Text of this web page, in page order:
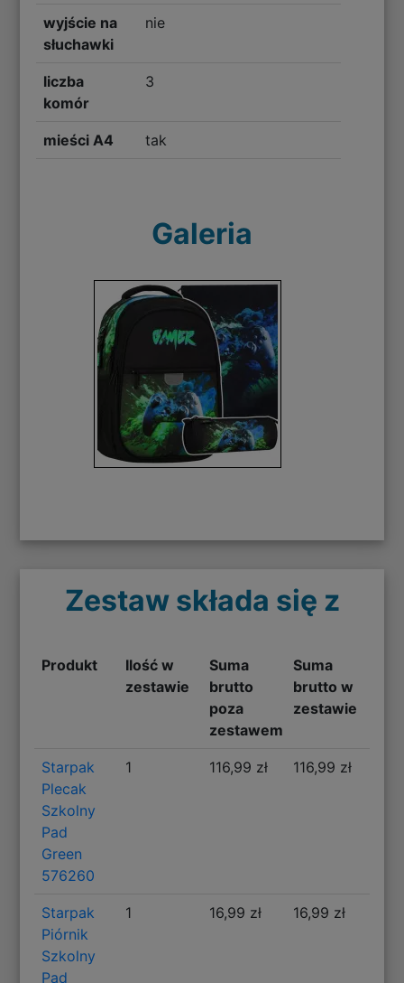
wyjście na
słuchawki
nie
liczba
komór
3
mieści A4 tak
Galeria
Zestaw składa się z
Produkt
Ilość w
zestawie
Suma
brutto
poza
zestawem
Suma
brutto w
zestawie
Starpak
Plecak
Szkolny
Pad
Green
576260
1 116,99 zł 116,99 zł
Starpak
Piórnik
Szkolny
Pad
1 16,99 zł 16,99 zł